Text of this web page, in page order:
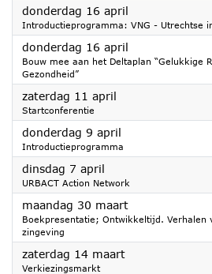
donderdag 16 april
Introductieprogramma: VNG - Utrechtse
donderdag 16 april
Bouw mee aan het Deltaplan “Gelukkige
Gezondheid”
zaterdag 11 april
Startconferentie
donderdag 9 april
Introductieprogramma
dinsdag 7 april
URBACT Action Network
maandag 30 maart2026
Boekpresentatie; Ontwikkeltijd. Verhalen
zingeving
zaterdag 14 maart2026
Verkiezingsmarkt